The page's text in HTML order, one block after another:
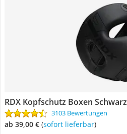
RDX Kopfschutz Boxen Schwarz
3103 Bewertungen
ab 39,00 € ( Sofort lieferbar)